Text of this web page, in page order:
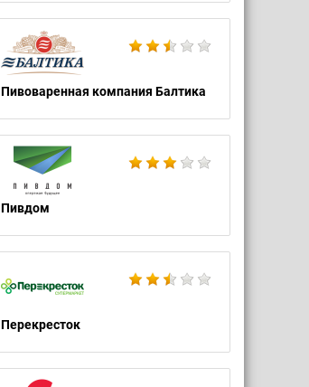
Пивоваренная компания Балтика
Пивдом
Перекресток